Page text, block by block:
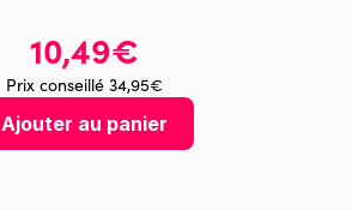
10,49€
Prix conseillé 34,95€
Ajouter au panier